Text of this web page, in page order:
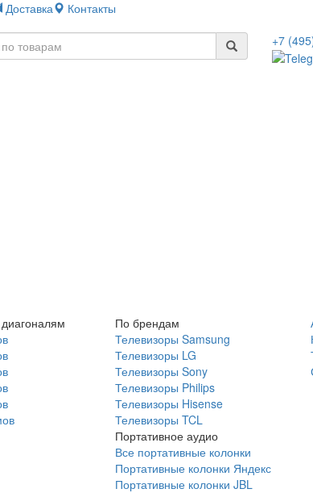
Доставка
Контакты
+7
По брендам
Телевизоры Samsung
Телевизоры LG
Телевизоры Sony
Телевизоры Philips
Телевизоры Hisense
Телевизоры TCL
Портативное аудио
Все портативные колонки
Портативные колонки Яндекс
Портативные колонки JBL